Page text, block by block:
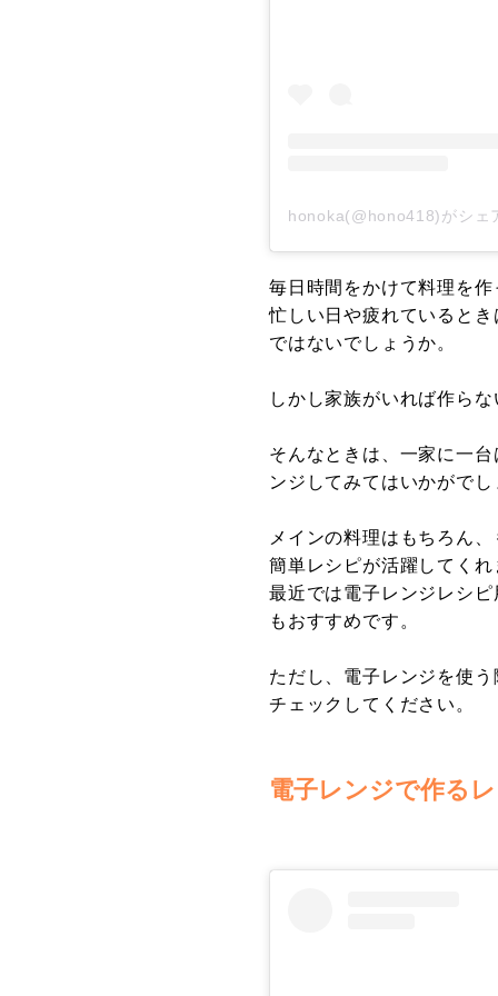
honoka(@hono418)がシェ
毎日時間をかけて料理を
忙しい日や疲れていると
ではないでしょうか。
しかし家族がいれば作ら
そんなときは、一家に一
ンジしてみてはいかがで
メインの料理はもちろん
簡単レシピが活躍してくれ
最近では電子レンジレシ
もおすすめです。
ただし、電子レンジを使
チェックしてください。
電子レンジで作る